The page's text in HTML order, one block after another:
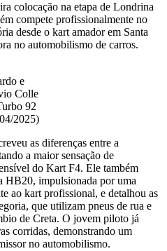
colocação na etapa de Londrina
compete profissionalmente no
desde o kart amador em Santa
no automobilismo de carros.
e
Colle
92
2025)
as diferenças entre a
a maior sensação de
do Kart F4. Ele também
HB20, impulsionada por uma
ao kart profissional, e detalhou as
que utilizam pneus de rua e
de Creta. O jovem piloto já
corridas, demonstrando um
no automobilismo.